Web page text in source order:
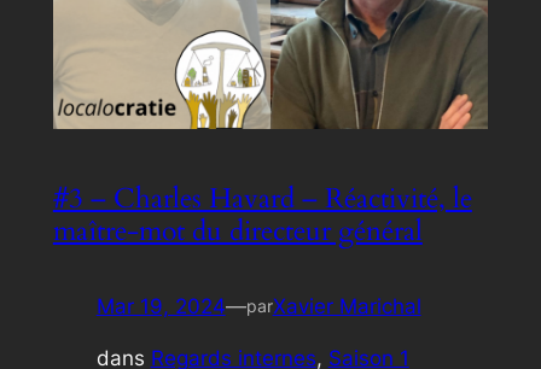
#3 – Charles Havard – Réactivité, le
maître-mot du directeur général
Mar 19, 2024—parXavier Marichal
dans Regards internes, Saison 1